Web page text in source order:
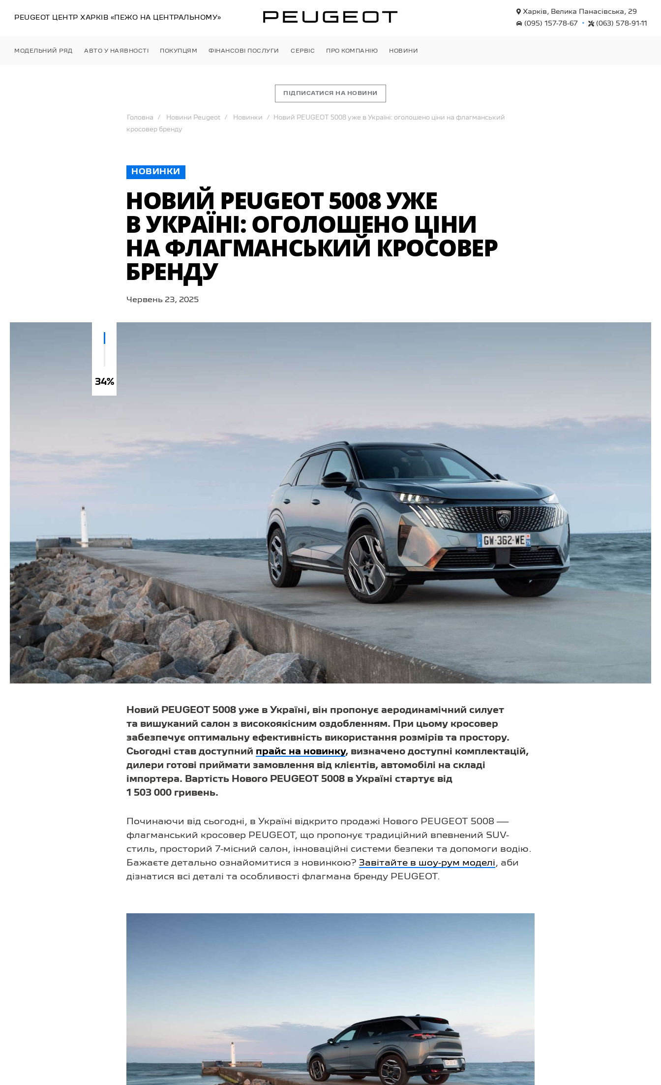
PEUGEOT ЦЕНТР ХАРКІВ «ПЕЖО НА ЦЕНТРАЛЬНОМУ»
Харків, Велика Панасівська, 29
(095) 157-78-67
• (063) 578-91-11
МОДЕЛЬНИЙ РЯД АВТО У НАЯВНОСТІ ПОКУПЦЯМ ФІНАНСОВІ ПОСЛУГИ СЕРВІС ПРО КОМПАНІЮ НОВИНИ
ПІДПИСАТИСЯ НА НОВИНИ
Головна Новини Peugeot Новинки Новий PEUGEOT 5008 уже в Україні: оголошено ціни на флагманський
кросовер бренду
НОВИНКИ
НОВИЙ PEUGEOT 5008 УЖЕ
В УКРАЇНІ: ОГОЛОШЕНО ЦІНИ
НА ФЛАГМАНСЬКИЙ КРОСОВЕР
БРЕНДУ
Червень 23, 2025
34%
Новий PEUGEOT 5008 уже в Україні, він пропонує аеродинамічний силует
та вишуканий салон з високоякісним оздобленням. При цьому кросовер
забезпечує оптимальну ефективність використання розмірів та простору.
Сьогодні став доступний прайс на новинку, визначено доступні комплектацій,
дилери готові приймати замовлення від клієнтів, автомобілі на складі
імпортера. Вартість Нового PEUGEOT 5008 в Україні стартує від
1 503 000 гривень.
Починаючи від сьогодні, в Україні відкрито продажі Нового PEUGEOT 5008 —
флагманський кросовер PEUGEOT, що пропонує традиційний впевнений SUV-
стиль, просторий 7-місний салон, інноваційні системи безпеки та допомоги водію.
Бажаєте детально ознайомитися з новинкою? Завітайте в шоу-рум моделі, аби
дізнатися всі деталі та особливості флагмана бренду PEUGEOT.